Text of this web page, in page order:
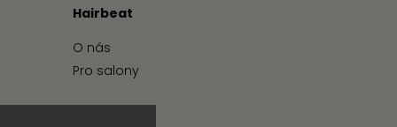
Hairbeat
O nás
Pro salony